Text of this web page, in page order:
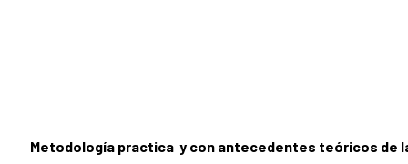
Metodología practica y con antecedentes teóricos de